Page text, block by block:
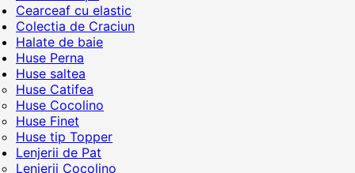
Cearceaf cu elastic
Colectia de Craciun
Halate de baie
Huse Perna
Huse saltea
Huse Catifea
Huse Cocolino
Huse Finet
Huse tip Topper
Lenjerii de Pat
Lenjerii Cocolino